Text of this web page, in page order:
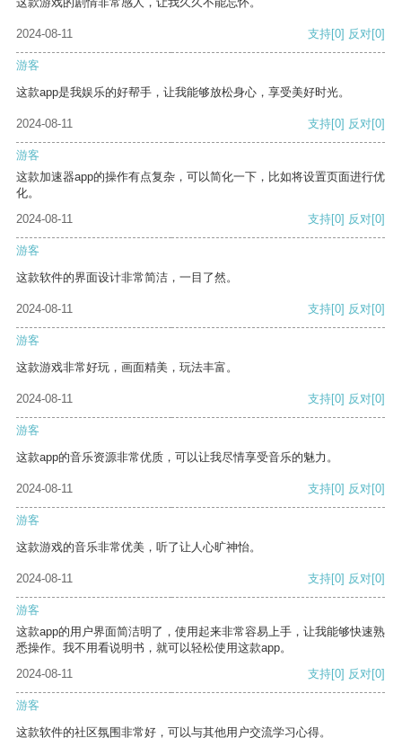
2024-08-11 支持[0] 反对[0]
游客
这款app是我娱乐的好帮手，让我能够放松身心，享受美好时光。
2024-08-11 支持[0] 反对[0]
游客
这款加速器app的操作有点复杂，可以简化一下，比如将设置页面进行优
化。
2024-08-11
支持[0] 反对[0]
游客
这款软件的界面设计非常简洁，一目了然。
2024-08-11 支持[0] 反对[0]
游客
这款游戏非常好玩，画面精美，玩法丰富。
2024-08-11 支持[0] 反对[0]
游客
这款app的音乐资源非常优质，可以让我尽情享受音乐的魅力。
2024-08-11 支持[0] 反对[0]
游客
这款游戏的音乐非常优美，听了让人心旷神怡。
2024-08-11 支持[0] 反对[0]
游客
这款app的用户界面简洁明了，使用起来非常容易上手，让我能够快速熟
悉操作。我不用看说明书，就可以轻松使用这款app。
2024-08-11
支持[0] 反对[0]
游客
这款软件的社区氛围非常好，可以与其他用户交流学习心得。